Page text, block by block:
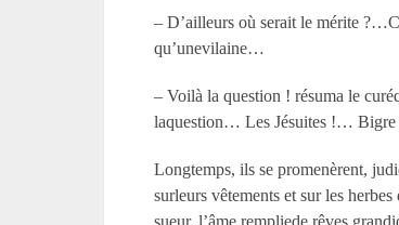
– D’ailleurs où serait le mérite
qu’unevilaine…
– Voilà la question ! résuma le
laquestion… Les Jésuites !… Bigre
Longtemps, ils se promenèrent,
surleurs vêtements et sur les
sueur, l’âme rempliede rêves